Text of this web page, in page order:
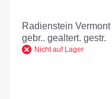
Radienstein
gebr.. gealtert. gestr.
Nicht auf Lager